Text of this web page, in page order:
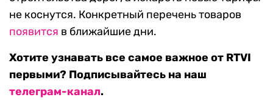
не коснутся. Конкретный перечень товаров
появится в ближайшие дни.
Хотите узнавать все самое важное от RTVI
первыми? Подписывайтесь на наш
телеграм-канал.